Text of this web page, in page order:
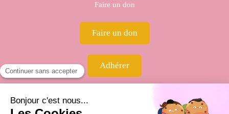
Faire un don
Faire un don
Adhérer